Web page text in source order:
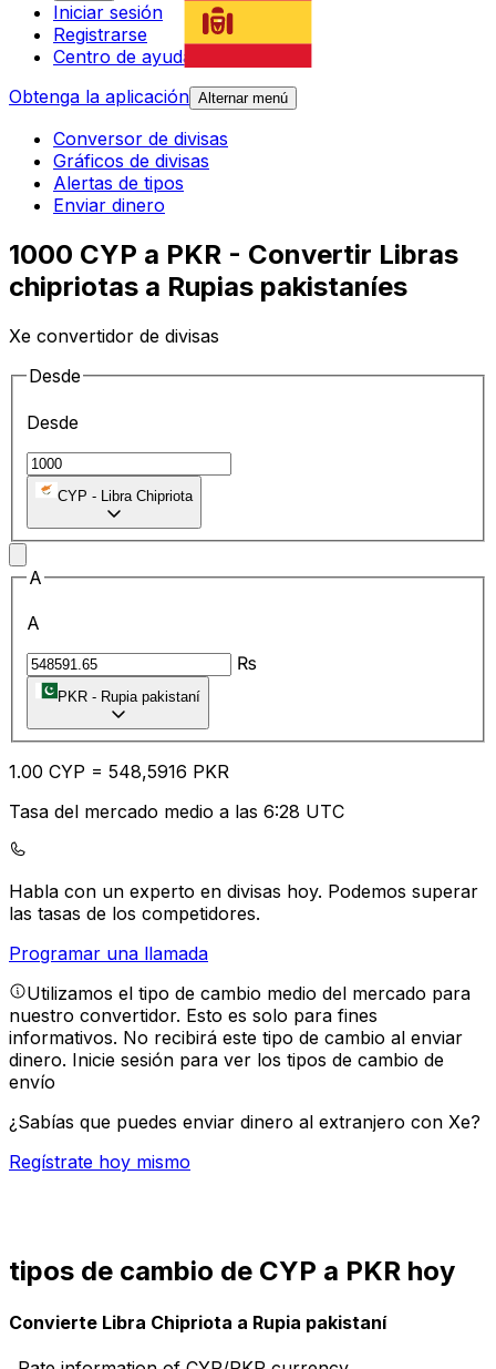
Iniciar sesión
Registrarse
Centro de ayuda
Obtenga la aplicación Alternar menú
Conversor de divisas
Gráficos de divisas
Alertas de tipos
Enviar dinero
1000 CYP a PKR - Convertir Libras
chipriotas a Rupias pakistaníes
Xe convertidor de divisas
Desde
Desde
CYP - Libra Chipriota
A
A
₨
PKR - Rupia pakistaní
1.00 CYP = 548,5916 PKR
Tasa del mercado medio a las 6:28 UTC
Habla con un experto en divisas hoy. Podemos superar
las tasas de los competidores.
Programar una llamada
Utilizamos el tipo de cambio medio del mercado para
nuestro convertidor. Esto es solo para fines
informativos. No recibirá este tipo de cambio al enviar
dinero. Inicie sesión para ver los tipos de cambio de
envío
¿Sabías que puedes enviar dinero al extranjero con Xe?
Regístrate hoy mismo
tipos de cambio de CYP a PKR hoy
Convierte Libra Chipriota a Rupia pakistaní